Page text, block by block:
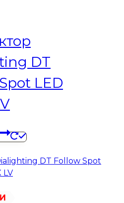
DT
LED